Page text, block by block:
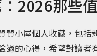
2026那些
贊小屋個人收藏，包
過的心得，希望對讀者